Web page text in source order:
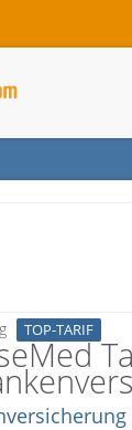
TOP-TARIF